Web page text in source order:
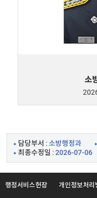
소
담당부서 :소방행정과
최종수정일 :2026-07-06
행정서비스헌장 개인정보처리